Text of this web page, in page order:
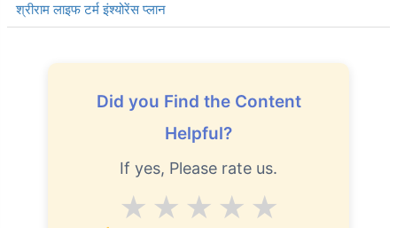
श्रीराम लाइफ टर्म इंश्योरेंस प्लान
Did you Find the Content
Helpful?
If yes, Please rate us.
Excellent
V.Good
Good
Average